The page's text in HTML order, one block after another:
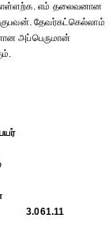
எம் தலைவனான
தேவர்கட்கெல்லாம்
அப்பெருமான்
3.061.11